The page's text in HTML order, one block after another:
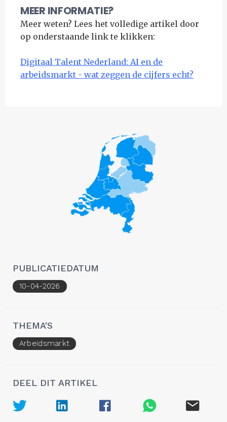
MEER INFORMATIE?
Meer weten? Lees het volledige artikel door
op onderstaande link te klikken:
Digitaal Talent Nederland: AI en de
arbeidsmarkt - wat zeggen de cijfers echt?
PUBLICATIEDATUM
10-04-2026
THEMA'S
Arbeidsmarkt
DEEL DIT ARTIKEL